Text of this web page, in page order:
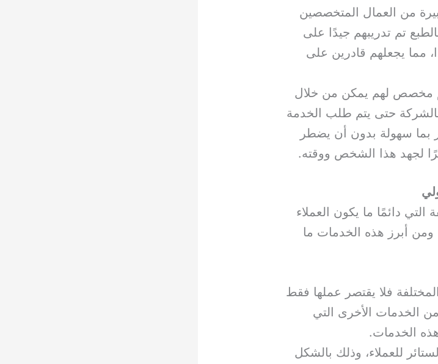
من العمال المتخصصين
تم تدريبهم جيدًا على
مما يجعلهم قادرين على
مخصص لهم يمكن من خلال
بالشركة حتى يتم طلب الخدمة
بما سهولة بدون أن يضطر
لجهد هذا الشخص ووقته.
دائمًا ما يكون العملاء
ومن أبرز هذه الخدمات ما
فلا يقتصر عملها فقط
من الخدمات الأخرى التي
الخدمات.
للعملاء، وذلك بالشكل